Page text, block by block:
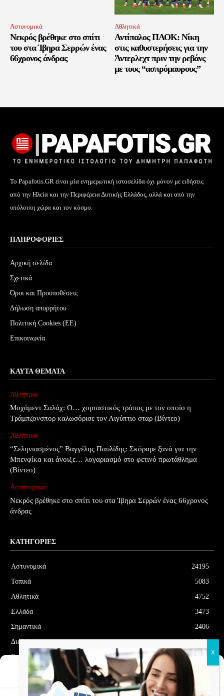
Διαχείριση Συγκατάθεσης
Cookies
Αστυνομικά
Νεκρός βρέθηκε στο σπίτι
του στα Ίβηρα Σερρών ένας
66χρονος άνδρας
Αθλητικά
Αντίπαλος ΠΑΟΚ: Νίκη
στις καθυστερήσεις για την
Άντερλεχτ πριν την ρεβάνς
με τους “ασπρόμαυρους”
Το Papafotis.GR είναι μία ενημερωτική ιστοσελίδα όχι μόνον με ειδήσεις
από την Ηλεία και την Περιφέρεια Δυτικής Ελλάδος, αλλά και από την
υπόλοιπη χώρα και τον κόσμο.
ΠΛΗΡΟΦΟΡΊΕΣ
Αρχική σελίδα
Σχετικά
Όροι και Προϋποθέσεις
Δήλωση απορρήτου
Πολιτική Cookies (ΕΕ)
Επικοινωνία
ΚΑΥΤΆ ΘΈΜΑΤΑ
Αθλητικά
Μοχάμεντ Σαλάχ: Ο… χορταστικός τρόπος με τον οποίο η
Τράμπζονσπορ καλωσόρισε τον Αιγύπτιο σταρ (Βίντεο)
Αθλητικά
“Σεληνιασμένος” Βαγγέλης Παυλίδης: Σκόραρε ξανά για την
Μπενφίκα και άνοιξε… λογαριασμό στο φετινό πρωτάθλημα
(Βίντεο)
Αστυνομικά
Νεκρός βρέθηκε στο σπίτι του στα Ίβηρα Σερρών ένας 66χρονος
άνδρας
ΚΑΤΗΓΟΡΊΕΣ
Αστυνομικά
24195
Τοπικά
5083
Αθλητικά
4752
Ελλάδα
3473
Σημαντικά
2406
Διεθνή
2104
Επιλεγμένα
1706
Οικονομία
Δελτία Τύπου